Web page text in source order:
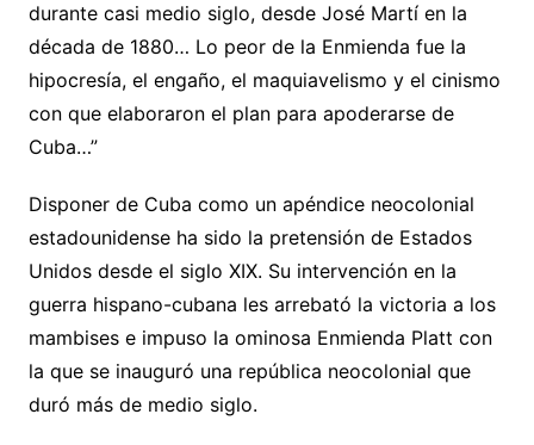
durante casi medio siglo, desde José Martí en la
década de 1880… Lo peor de la Enmienda fue la
hipocresía, el engaño, el maquiavelismo y el cinismo
con que elaboraron el plan para apoderarse de
Cuba…”
Disponer de Cuba como un apéndice neocolonial
estadounidense ha sido la pretensión de Estados
Unidos desde el siglo XIX. Su intervención en la
guerra hispano-cubana les arrebató la victoria a los
mambises e impuso la ominosa Enmienda Platt con
la que se inauguró una república neocolonial que
duró más de medio siglo.